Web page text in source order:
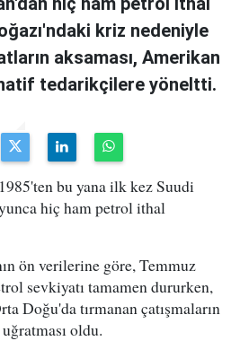
kriz nedeniyle
aksaması, Amerikan
tedarikçilere yöneltti.
bu yana ilk kez Suudi
hiç ham petrol ithal
ön verilerine göre, Temmuz
sevkiyatı tamamen dururken,
Doğu'da tırmanan çatışmaların
oldu.